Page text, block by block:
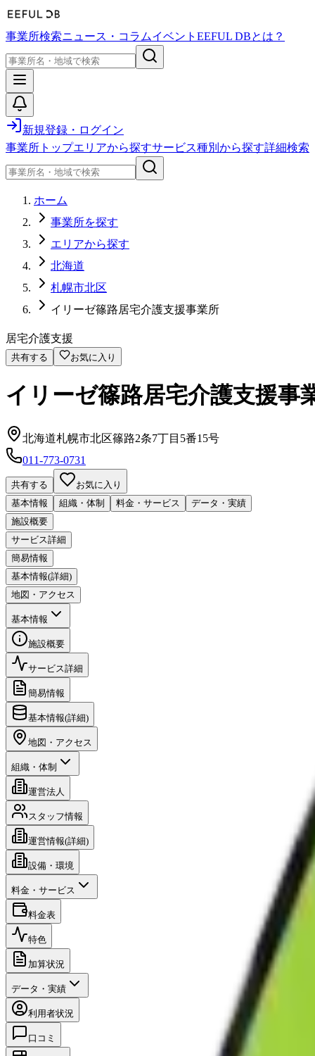
事業所検索ニュース・コラムイベント EEFUL DBとは？
新規登録・ログイン
事業所トップエリアから探すサービス種別から探す詳細検索
ホーム
事業所を探す
エリアから探す
北海道
札幌市北区
イリーゼ篠路居宅介護支援事業所
居宅介護支援
共有する お気に入り
イリーゼ篠路居宅介護支援事
北海道札幌市北区篠路2条7丁目5番15号
011-773-0731
共有する
お気に入り
基本情報
組織・体制 料金・サービス
データ・実績
施設概要
サービス詳細
簡易情報
基本情報(詳細)
地図・アクセス
基本情報
施設概要
サービス詳細
簡易情報
基本情報(詳細)
地図・アクセス
組織・体制
運営法人
スタッフ情報
運営情報(詳細)
設備・環境
料金・サービス
料金表
特色
加算状況
データ・実績
利用者状況
口コミ